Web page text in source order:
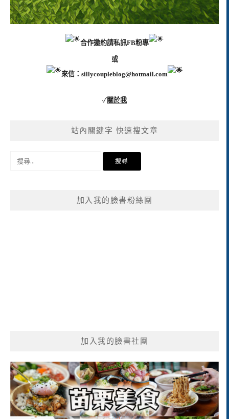
合作邀約請私訊FB粉專
或
來信： sillycoupleblog@hotmail.com
✓關於我
站內關鍵字 快速搜文章
加入我的臉書粉絲團
加入我的臉書社團